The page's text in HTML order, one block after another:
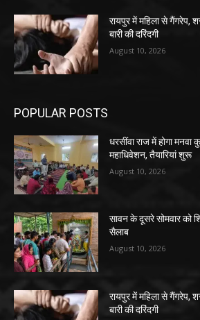
रायपुर में महिला से गैंगरेप,
बारी की दरिंदगी
August 10, 2026
POPULAR POSTS
धरसींवा राज में होगा मनवा
महाधिवेशन, तैयारियां शुरू
August 10, 2026
सावन के दूसरे सोमवार को
सैलाब
August 10, 2026
रायपुर में महिला से गैंगरेप,
बारी की दरिंदगी